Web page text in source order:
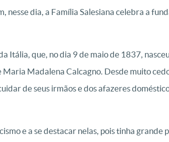
nesse dia, a Família Salesiana celebra a
Itália, que, no dia 9 de maio de 1837,
Maria Madalena Calcagno. Desde muito
de seus irmãos e dos afazeres
e a se destacar nelas, pois tinha grande